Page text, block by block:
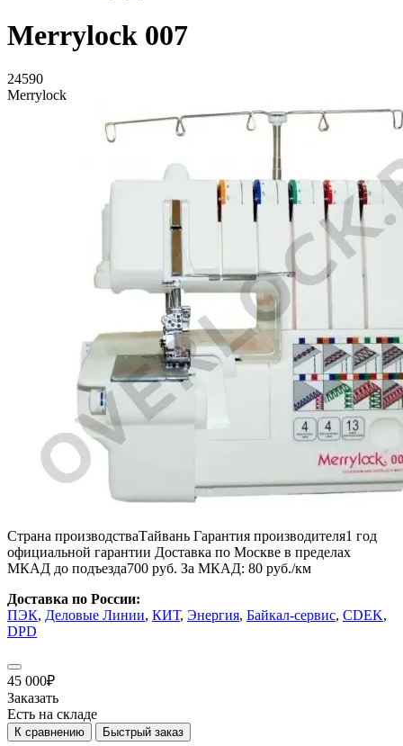
Merrylock 007
24590
Merrylock
Страна производстваТайвань Гарантия производителя1 год
официальной гарантии Доставка по Москве в пределах
МКАД до подъезда700 руб. За МКАД: 80 руб./км
Доставка по России:
ПЭК, Деловые Линии, КИТ, Энергия, Байкал-сервис, CDEK,
DPD
45 000₽
Заказать
Есть на складе
К сравнению Быстрый заказ